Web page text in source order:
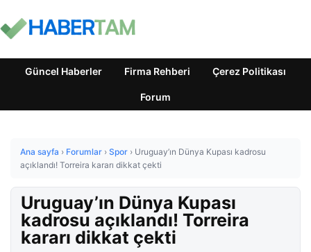
Güncel Haberler Firma Rehberi Çerez Politikası
Forum
Ana sayfa › Forumlar › Spor › Uruguay’ın Dünya Kupası kadrosu
açıklandı! Torreira kararı dikkat çekti
Uruguay’ın Dünya Kupası
kadrosu açıklandı! Torreira
kararı dikkat çekti